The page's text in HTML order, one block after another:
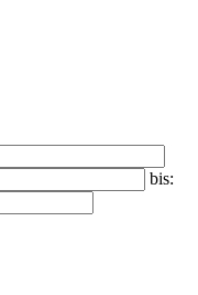
bis: